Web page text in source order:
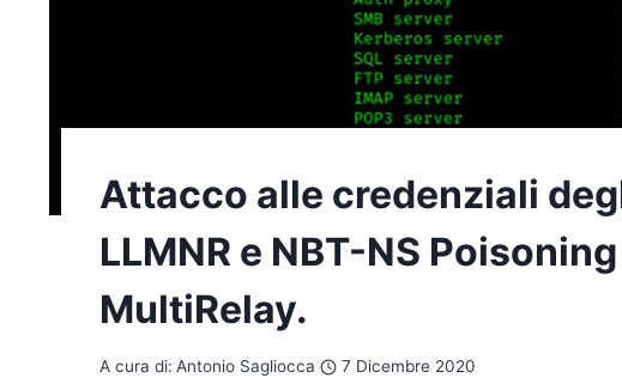
Attacco alle credenziali
LLMNR e NBT-NS
MultiRelay.
A cura di: Antonio Sagliocca 7 Dicembre 2020